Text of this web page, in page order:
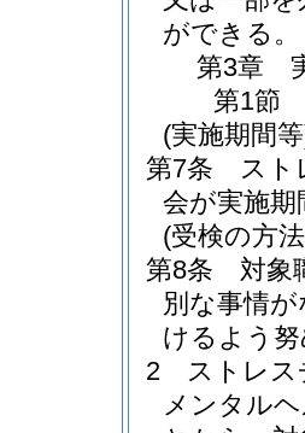
ができる。
第3章
第1節
(実施期間
第7条
スト
会が実施
(受検の方
第8条
対象
別な事情
けるよう
2
ストレス
メンタル